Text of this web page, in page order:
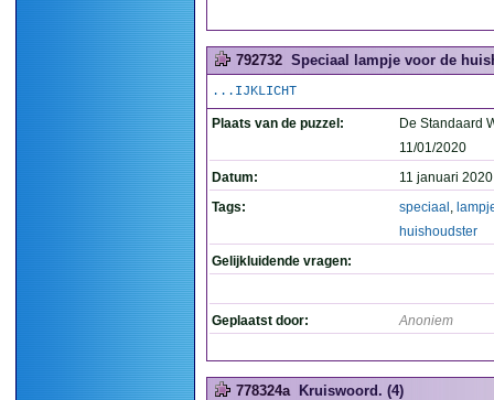
792732 Speciaal lampje voor de
...IJKLICHT
Plaats van de puzzel:
De Standaard
11/01/2020
Datum:
11 januari
Tags:
speciaal ,
huishoudster
Gelijkluidende vragen:
Geplaatst door: Anoniem
778324a Kruiswoord. (4)